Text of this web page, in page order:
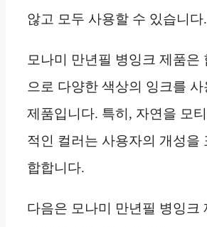
않고 모두 사용할 수 있습니다.
모나미 만년필 병잉크 제품은
으로 다양한 색상의 잉크를
제품입니다. 특히, 자연을 모
적인 컬러는 사용자의 개성을
합합니다.
다음은 모나미 만년필 병잉크